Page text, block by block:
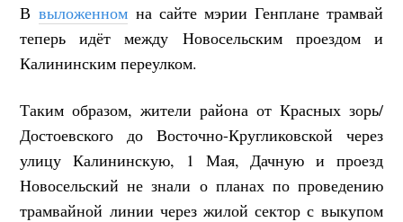
Ввыложенном на сайте мэрии Генплане трамвай
теперь идёт между Новосельским проездом и
Калининским переулком.
Таким образом, жители района от Красных зорь/
Достоевского до Восточно-Кругликовской через
улицу Калининскую, 1 Мая, Дачную и проезд
Новосельский не знали о планах по проведению
трамвайной линии через жилой сектор с выкупом